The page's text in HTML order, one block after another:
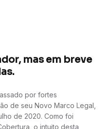
mas em breve
por fortes
de seu Novo Marco Legal,
de 2020. Como foi
o intuito desta